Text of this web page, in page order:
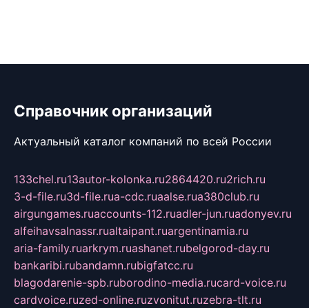
Справочник организаций
Актуальный каталог компаний по всей России
133chel.ru13autor-kolonka.ru2864420.ru2rich.ru
3-d-file.ru3d-file.rua-cdc.ruaalse.rua380club.ru
airgungames.ruaccounts-112.ruadler-jun.ruadonyev.ru
alfeihavsalnassr.rualtaipant.ruargentinamia.ru
aria-family.ruarkrym.ruashanet.rubelgorod-day.ru
bankaribi.rubandamn.rubigfatcc.ru
blagodarenie-spb.ruborodino-media.rucard-voice.ru
cardvoice.ruzed-online.ruzvonitut.ruzebra-tlt.ru